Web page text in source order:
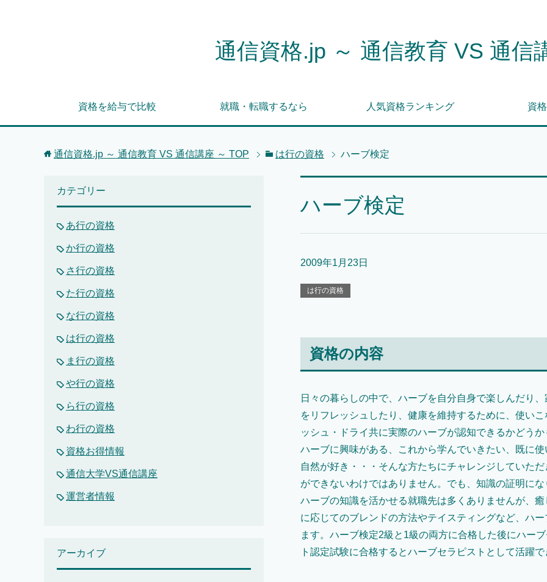
通信資格.jp ～ 通信教育 VS 通信
資格を給与で比較 就職・転職するなら 人気資格ランキング 資
通信資格.jp ～ 通信教育 VS 通信講座 ～ TOP は行の資格 ハーブ検定
ハーブ検定
2009年1月23日
は行の資格
資格の内容
日々の暮らしの中で、ハーブを自分自身で楽しんだり
をリフレッシュしたり、健康を維持するために、使い
ッシュ・ドライ共に実際のハーブが認知できるかどうか
ハーブに興味がある、これから学んでいきたい、既に
自然が好き・・・そんな方たちにチャレンジしていた
ができないわけではありません。でも、知識の証明にな
ハーブの知識を活かせる就職先は多くありませんが、
に応じてのブレンドの方法やテイスティングなど、ハ
ます。ハーブ検定2級と1級の両方に合格した後にハー
ト認定試験に合格するとハーブセラピストとして活躍で
カテゴリー
あ行の資格
か行の資格
さ行の資格
た行の資格
な行の資格
は行の資格
ま行の資格
や行の資格
ら行の資格
わ行の資格
資格お得情報
通信大学VS通信講座
運営者情報
アーカイブ